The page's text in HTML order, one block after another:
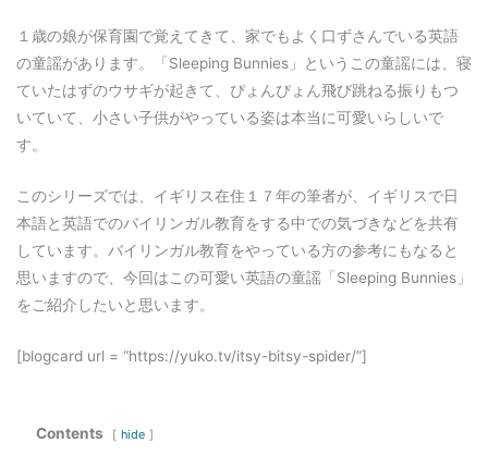
１歳の娘が保育園で覚えてきて、家でもよく口ずさんでいる英語
の童謡があります。「Sleeping Bunnies」というこの童謡には、寝
ていたはずのウサギが起きて、ぴょんぴょん飛び跳ねる振りもつ
いていて、小さい子供がやっている姿は本当に可愛いらしいで
す。
このシリーズでは、イギリス在住１７年の筆者が、イギリスで日
本語と英語でのバイリンガル教育をする中での気づきなどを共有
しています。バイリンガル教育をやっている方の参考にもなると
思いますので、今回はこの可愛い英語の童謡「Sleeping Bunnies」
をご紹介したいと思います。
[blogcard url = “https://yuko.tv/itsy-bitsy-spider/”]
Contents hide